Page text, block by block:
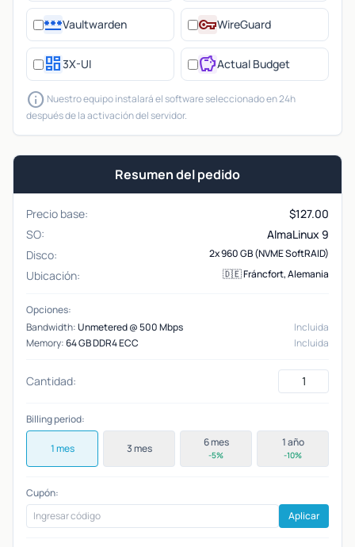
passwordVaultwarden vpn_keyWireGuard
dashboard3X-UI savingsActual Budget
info Nuestro equipo instalará el software seleccionado en 24h
después de la activación del servidor.
Resumen del pedido
Precio base: $127.00
SO:
AlmaLinux 9
Disco:
2x 960 GB (NVME SoftRAID)
Ubicación: 🇩🇪 Fráncfort, Alemania
Opciones:
Bandwidth:Unmetered @ 500 Mbps
Incluida
Memory:64 GB DDR4 ECC Incluida
Cantidad:
Billing period:
1 mes 3 mes 6 mes
-5%
1 año
-10%
Cupón:
Aplicar